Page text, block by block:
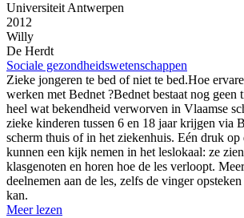
Universiteit Antwerpen
2012
Willy
De Herdt
Sociale gezondheidswetenschappen
Zieke jongeren te bed of niet te bed.Hoe
werken met Bednet ?Bednet bestaat nog geen
heel wat bekendheid verworven in Vlaamse
zieke kinderen tussen 6 en 18 jaar krijgen via
scherm thuis of in het ziekenhuis. Eén druk op
kunnen een kijk nemen in het leslokaal: ze
klasgenoten en horen hoe de les verloopt.
deelnemen aan de les, zelfs de vinger
kan.
Meer lezen